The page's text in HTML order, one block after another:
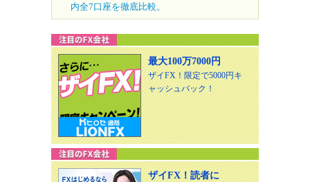
内全7口座を徹底比較。
最大100万7000円
ザイFX！限定で5000円キ
ャッシュバック！
ザイFX！読者に